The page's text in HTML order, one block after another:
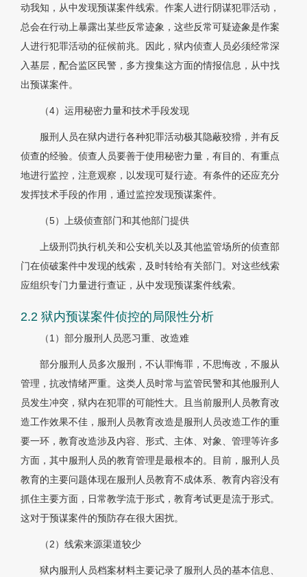
动我知，从中发现预谋案件线索。作案人进行阴谋犯罪活动，
总会在行动上暴露出某些反常迹象，这些反常可疑迹象是作案
人进行犯罪活动的征候前兆。因此，狱内侦查人员必须经常深
入基层，配合监区民警，多方搜集这方面的情报信息，从中找
出预谋案件。
（4）运用秘密力量和技术手段发现
服刑人员在狱内进行各种犯罪活动极其隐蔽狡猾，并有反
侦查的经验。侦查人员要善于使用秘密力量，有目的、有重点
地进行监控，注意观察，以发现可疑行迹。有条件的还应充分
发挥技术手段的作用，通过监控发现预谋案件。
（5）上级侦查部门和其他部门提供
上级刑罚执行机关和公安机关以及其他监管场所的侦查部
门在侦破案件中发现的线索，及时转给有关部门。对这些线索
应组织专门力量进行查证，从中发现预谋案件线索。
2.2 狱内预谋案件侦控的局限性分析
（1）部分服刑人员恶习重、改造难
部分服刑人员多次服刑，不认罪悔罪，不思悔改，不服从
管理，抗改情绪严重。这类人员时常与监管民警和其他服刑人
员发生冲突，狱内在犯罪的可能性大。且当前服刑人员教育改
造工作效果不佳，服刑人员教育改造是服刑人员改造工作的重
要一环，教育改造涉及内容、形式、主体、对象、管理等许多
方面，其中服刑人员的教育管理是最根本的。目前，服刑人员
教育的主要问题体现在服刑人员教育不成体系、教育内容没有
抓住主要方面，日常教学流于形式，教育考试更是流于形式。
这对于预谋案件的预防存在很大困扰。
（2）线索来源渠道较少
狱内服刑人员档案材料主要记录了服刑人员的基本信息、